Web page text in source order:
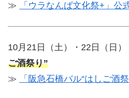
≫ 「ウラなんば文化祭+」公
10月21日（土）・22日（日）
ご酒祭り”
≫
「阪急石橋バル“はしご酒